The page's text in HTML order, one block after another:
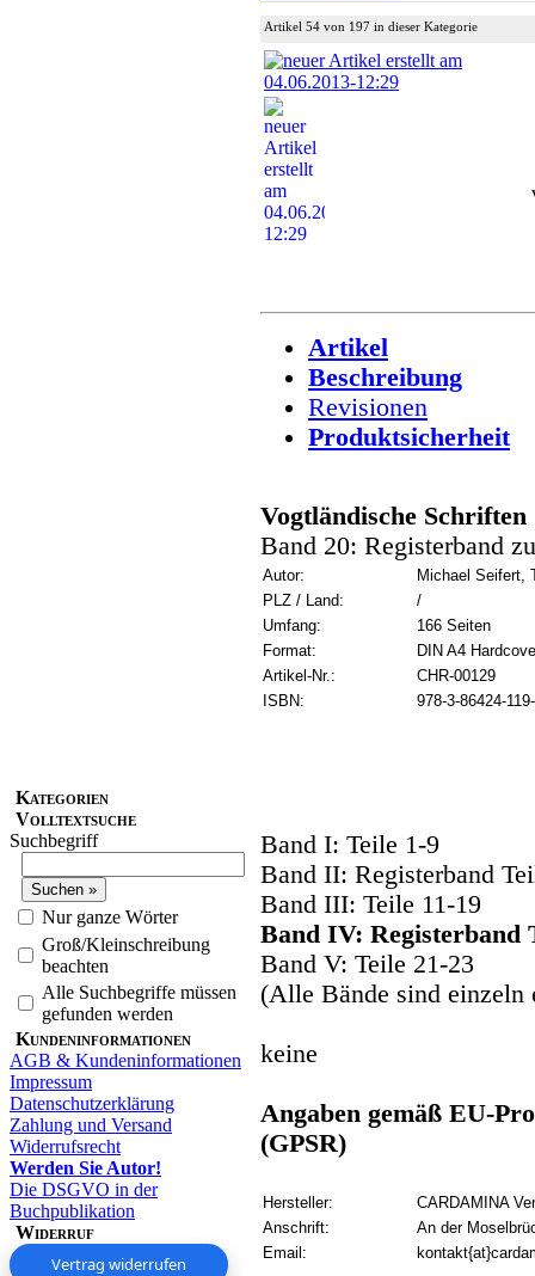
Kategorien
Volltextsuche
Suchbegriff
Nur ganze Wörter
Groß/Kleinschreibung
beachten
Alle Suchbegriffe müssen
gefunden werden
Kundeninformationen
AGB & Kundeninformationen
Impressum
Datenschutzerklärung
Zahlung und Versand
Widerrufsrecht
Werden Sie Autor!
Die DSGVO in der
Buchpublikation
Widerruf
Vertrag widerrufen
Artikel 54 von 197 in dieser Kategorie
Artikel
Beschreibung
Revisionen
Produktsicherheit
Vogtländische
Band 20: Registerband
Autor:
Michael Seifert,
PLZ / Land:
/
Umfang:
166 Seiten
Format:
DIN A4
Artikel-Nr.:
CHR-00129
ISBN:
978-3-86424-
Band I: Teile 1-9
Band II: Registerband
Band III: Teile 11-19
Band IV: Registerband
Band V: Teile 21-23
(Alle Bände sind einzeln
keine
Angaben gemäß EU-
(GPSR)
Hersteller:
CARDAMINA
Anschrift:
An der
Email: